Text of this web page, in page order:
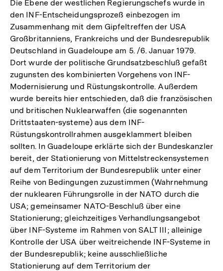
Die Ebene der westlichen Regierungschefs wurde in
den INF-Entscheidungsprozeß einbezogen im
Zusammenhang mit dem Gipfeltreffen der USA
Großbritanniens, Frankreichs und der Bundesrepublik
Deutschland in Guadeloupe am 5. /6. Januar 1979.
Dort wurde der politische Grundsatzbeschluß gefaßt
zugunsten des kombinierten Vorgehens von INF-
Modernisierung und Rüstungskontrolle. Außerdem
wurde bereits hier entschieden, daß die französischen
und britischen Nuklearwaffen (die sogenannten
Drittstaaten-systeme) aus dem INF-
Rüstungskontrollrahmen ausgeklammert bleiben
sollten. In Guadeloupe erklärte sich der Bundeskanzler
bereit, der Stationierung von Mittelstreckensystemen
auf dem Territorium der Bundesrepublik unter einer
Reihe von Bedingungen zuzustimmen (Wahrnehmung
der nuklearen Führungsrolle in der NATO durch die
USA; gemeinsamer NATO-Beschluß über eine
Stationierung; gleichzeitiges Verhandlungsangebot
über INF-Systeme im Rahmen von SALT III; alleinige
Kontrolle der USA über weitreichende INF-Systeme in
der Bundesrepublik; keine ausschließliche
Stationierung auf dem Territorium der